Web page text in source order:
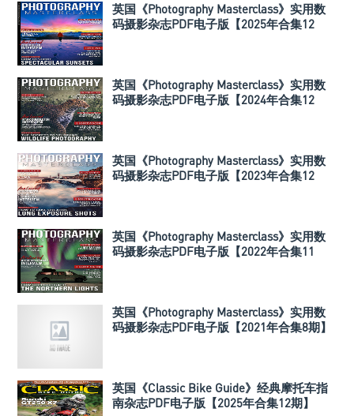
英国《Photography Masterclass》实用数
码摄影杂志PDF电子版【2025年合集12
英国《Photography Masterclass》实用数
码摄影杂志PDF电子版【2024年合集12
英国《Photography Masterclass》实用数
码摄影杂志PDF电子版【2023年合集12
英国《Photography Masterclass》实用数
码摄影杂志PDF电子版【2022年合集11
英国《Photography Masterclass》实用数
码摄影杂志PDF电子版【2021年合集8期】
英国《Classic Bike Guide》经典摩托车指
南杂志PDF电子版【2025年合集12期】